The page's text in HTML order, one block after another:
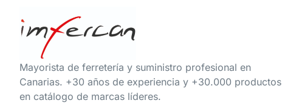
Mayorista de ferretería y suministro profesional en
Canarias. +30 años de experiencia y +30.000 productos
en catálogo de marcas líderes.